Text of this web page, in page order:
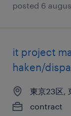
posted 6
it project
haken/
東京23区,
contract